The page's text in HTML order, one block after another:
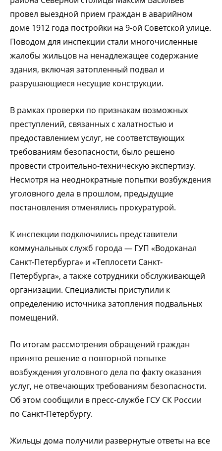
провел выездной прием граждан в аварийном
доме 1912 года постройки на 9-ой Советской улице.
Поводом для инспекции стали многочисленные
жалобы жильцов на ненадлежащее содержание
здания, включая затопленный подвал и
разрушающиеся несущие конструкции.
В рамках проверки по признакам возможных
преступлений, связанных с халатностью и
предоставлением услуг, не соответствующих
требованиям безопасности, было решено
провести строительно-техническую экспертизу.
Несмотря на неоднократные попытки возбуждения
уголовного дела в прошлом, предыдущие
постановления отменялись прокуратурой.
К инспекции подключились представители
коммунальных служб города — ГУП «Водоканал
Санкт-Петербурга» и «Теплосети Санкт-
Петербурга», а также сотрудники обслуживающей
организации. Специалисты приступили к
определению источника затопления подвальных
помещений.
По итогам рассмотрения обращений граждан
принято решение о повторной попытке
возбуждения уголовного дела по факту оказания
услуг, не отвечающих требованиям безопасности.
Об этом сообщили в пресс-службе ГСУ СК России
по Санкт-Петербургу.
Жильцы дома получили развернутые ответы на все